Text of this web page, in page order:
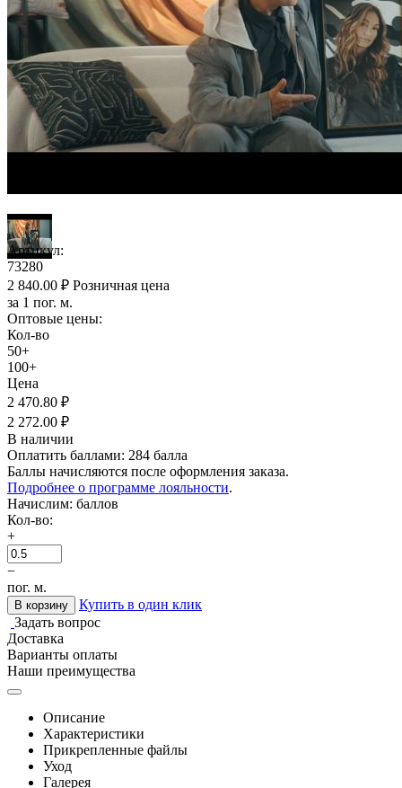
Артикул:
73280
2 840.00 ₽ Розничная цена
за 1 пог. м.
Оптовые цены:
Кол-во
50+
100+
Цена
2 470.80 ₽
2 272.00 ₽
В наличии
Оплатить баллами: 284 балла
Баллы начисляются после оформления заказа.
Подробнее о программе лояльности.
Начислим: баллов
Кол-во:
+
−
пог. м.
В корзину
Купить в один клик
Задать вопрос
Доставка
Варианты оплаты
Наши преимущества
Описание
Характеристики
Прикрепленные файлы
Уход
Галерея